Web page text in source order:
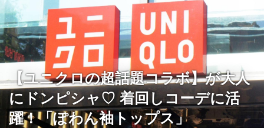
【ユニクロの超話題コラボ】が大人
にドンピシャ♡ 着回しコーデに活
躍！「ぽわん袖トップス」